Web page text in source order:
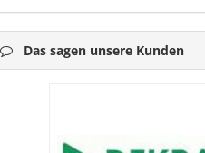
Das sagen unsere Kunden